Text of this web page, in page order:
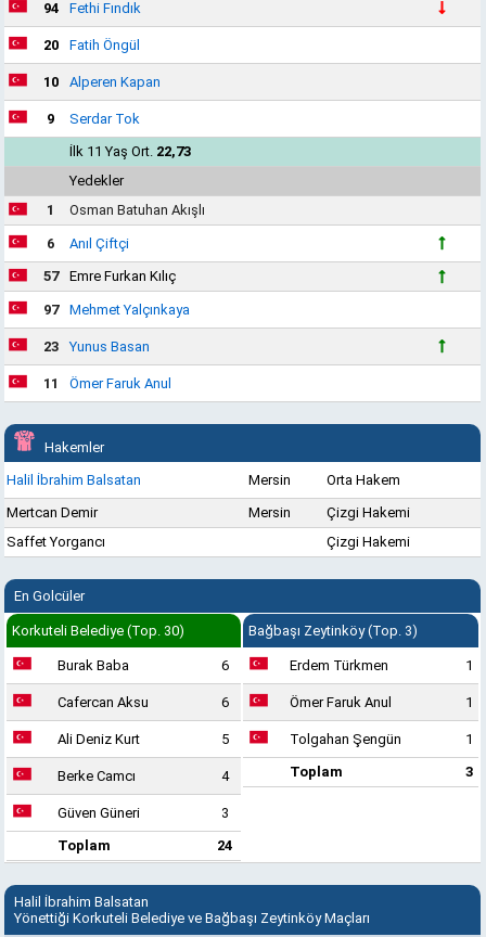
94 Fethi Fındık
20 Fatih Öngül
10 Alperen Kapan
9
Serdar Tok
İlk 11 Yaş Ort. 22,73
Yedekler
1
Osman Batuhan Akışlı
6
Anıl Çiftçi
57
Emre Furkan Kılıç
97 Mehmet Yalçınkaya
23 Yunus Basan
11 Ömer Faruk Anul
Hakemler
Halil İbrahim Balsatan
Mersin
Orta Hakem
Mertcan Demir
Mersin
Çizgi Hakemi
Saffet Yorgancı
Çizgi Hakemi
En Golcüler
Korkuteli Belediye (Top. 30)
Burak Baba 6
Cafercan Aksu 6
Ali Deniz Kurt 5
Berke Camcı 4
Güven Güneri
3
Toplam
24
Bağbaşı Zeytinköy (Top. 3)
Erdem Türkmen 1
Ömer Faruk Anul 1
Tolgahan Şengün
1
Toplam
3
Halil İbrahim Balsatan
Yönettiği Korkuteli Belediye ve Bağbaşı Zeytinköy Maçları